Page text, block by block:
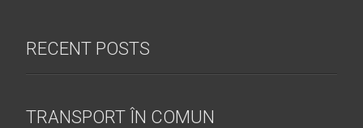
RECENT POSTS
TRANSPORT ÎN COMUN